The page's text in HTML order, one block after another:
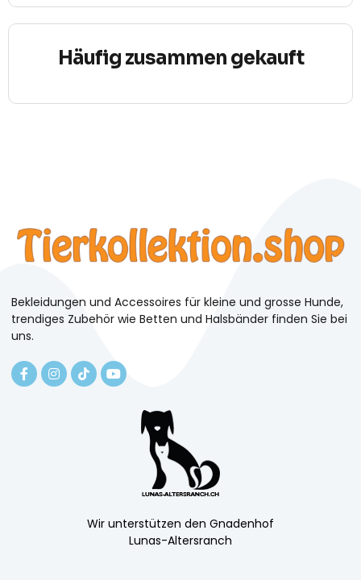
Häufig zusammen gekauft
Bekleidungen und Accessoires für kleine und grosse Hunde,
trendiges Zubehör wie Betten und Halsbänder finden Sie bei
uns.
Wir unterstützen den Gnadenhof
Lunas-Altersranch